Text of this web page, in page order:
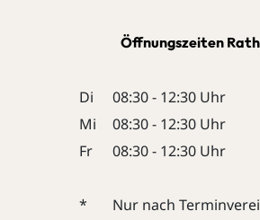
Öffnungszeiten
Di
08:30 - 12:30 Uhr
Mi
08:30 - 12:30 Uhr
Fr
08:30 - 12:30 Uhr
*
Nur nach